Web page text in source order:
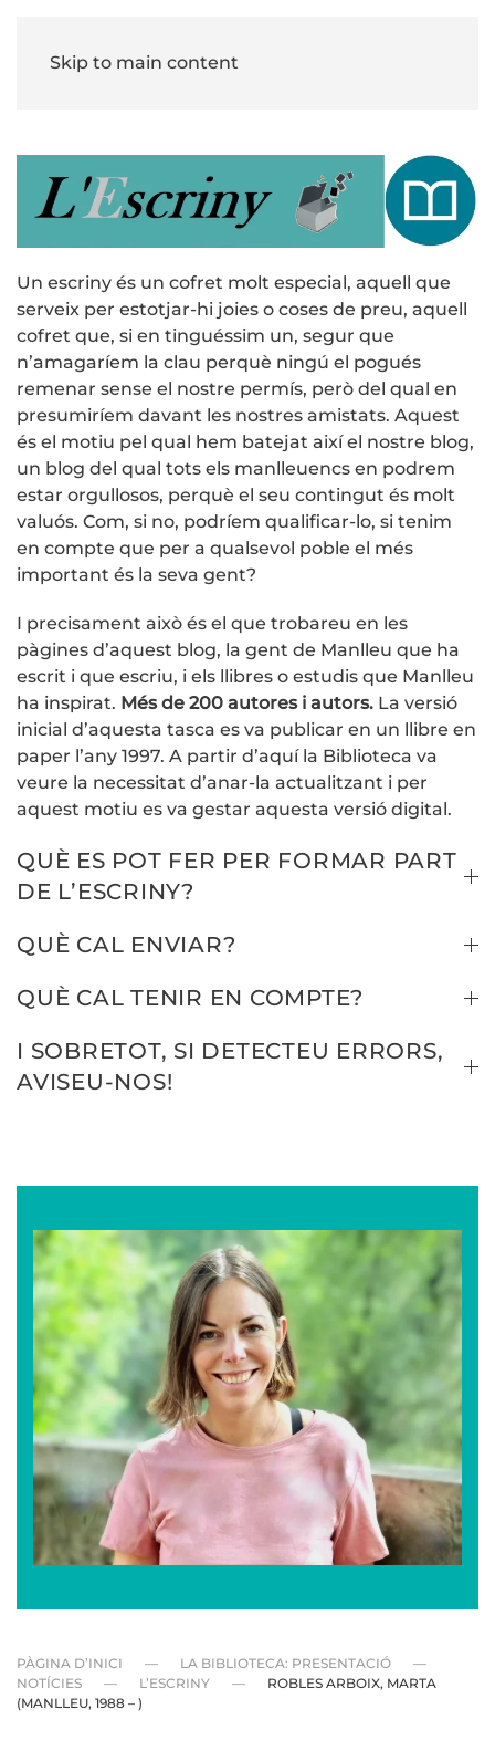
Skip to main content
Un escriny és un cofret molt especial, aquell que
serveix per estotjar-hi joies o coses de preu, aquell
cofret que, si en tinguéssim un, segur que
n’amagaríem la clau perquè ningú el pogués
remenar sense el nostre permís, però del qual en
presumiríem davant les nostres amistats. Aquest
és el motiu pel qual hem batejat així el nostre blog,
un blog del qual tots els manlleuencs en podrem
estar orgullosos, perquè el seu contingut és molt
valuós. Com, si no, podríem qualificar-lo, si tenim
en compte que per a qualsevol poble el més
important és la seva gent?
I precisament això és el que trobareu en les
pàgines d’aquest blog, la gent de Manlleu que ha
escrit i que escriu, i els llibres o estudis que Manlleu
ha inspirat. Més de 200 autores i autors. La versió
inicial d’aquesta tasca es va publicar en un llibre en
paper l’any 1997. A partir d’aquí la Biblioteca va
veure la necessitat d’anar-la actualitzant i per
aquest motiu es va gestar aquesta versió digital.
QUÈ ES POT FER PER FORMAR PART
DE L’ESCRINY?
QUÈ CAL ENVIAR?
QUÈ CAL TENIR EN COMPTE?
I SOBRETOT, SI DETECTEU ERRORS,
AVISEU-NOS!
PÀGINA D’INICI
LA BIBLIOTECA: PRESENTACIÓ
NOTÍCIES
L’ESCRINY
ROBLES ARBOIX, MARTA
(MANLLEU, 1988 – )